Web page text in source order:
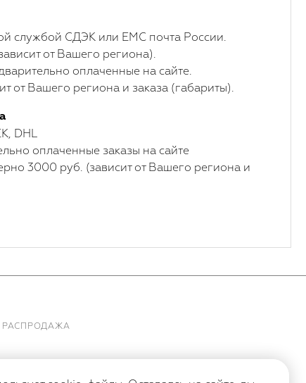
службой СДЭК или ЕМС почта России.
от Вашего региона).
оплаченные на сайте.
от Вашего региона и заказа (габариты).
DHL
оплаченные заказы на сайте
3000 руб. (зависит от Вашего региона и
РАСПРОДАЖА